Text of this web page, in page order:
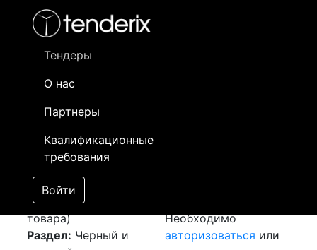
Тендеры
О нас
Партнеры
Квалификационные
требования
Войти
- активный лот
- сохраненный лот (не опубликован)
Закуп: Лист и
проволока
[Завершен]
Лот №:5450
АУКЦИОН (покупка
товара)
Раздел: Черный и
Необходимо
авторизоваться или